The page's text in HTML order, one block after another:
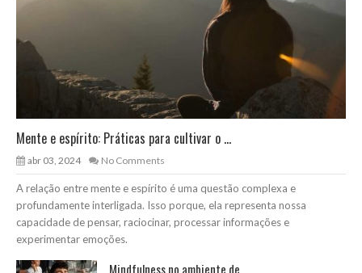
Mente e espírito: Práticas para cultivar o ...
abr 03, 2024 No Comments
A relação entre mente e espírito é uma questão complexa e
profundamente interligada. Isso porque, ela representa nossa
capacidade de pensar, raciocinar, processar informações e
experimentar emoções.
Mindfulness no ambiente de ...